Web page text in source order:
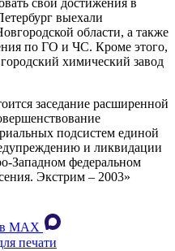
свои достижения в
выехали
области, а также
по ГО и ЧС. Кроме этого,
химический завод
заседание расширенной
подсистем единой
и ликвидации
Западном федеральном
Экстрим – 2003»
MAХ
печати